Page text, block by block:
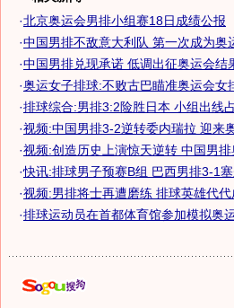
·北京奥运会男排小组赛18日成绩公报
·中国男排不敌意大利队 第一次成为奥
·中国男排兑现承诺 低调出征奥运会结
·奥运女子排球:不败古巴瞄准奥运会女
·排球综合:男排3:2险胜日本 小组出线占
·视频:中国男排3-2逆转委内瑞拉 迎来
·视频:创造历史上演惊天逆转 中国男
·快讯:排球男子预赛B组 巴西男排3-1
·视频:男排将士再遭磨练 排球英雄代
·排球运动员在首都体育馆参加模拟奥运